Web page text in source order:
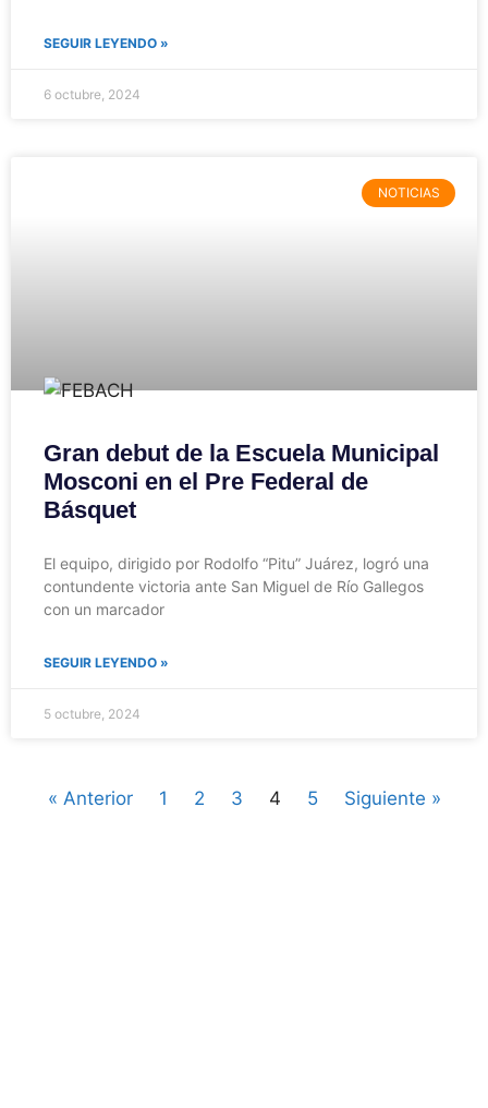
SEGUIR LEYENDO »
6 octubre, 2024
NOTICIAS
Gran debut de la Escuela Municipal
Mosconi en el Pre Federal de
Básquet
El equipo, dirigido por Rodolfo “Pitu” Juárez, logró una
contundente victoria ante San Miguel de Río Gallegos
con un marcador
SEGUIR LEYENDO »
5 octubre, 2024
« Anterior 1 2 3 4 5 Siguiente »